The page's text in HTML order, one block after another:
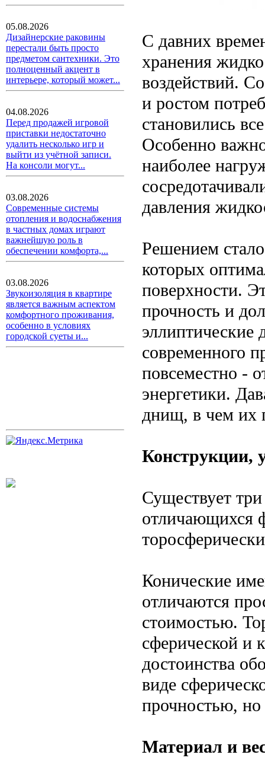
05.08.2026
Дизайнерские раковины
перестали быть просто
предметом сантехники. Это
полноценный акцент в
интерьере, который может...
04.08.2026
Перед продажей игровой
приставки недостаточно
удалить несколько игр и
выйти из учётной записи.
На консоли могут...
03.08.2026
Современные системы
отопления и водоснабжения
в частных домах играют
важнейшую роль в
обеспечении комфорта,...
03.08.2026
Звукоизоляция в квартире
является важным аспектом
комфортного проживания,
особенно в условиях
городской суеты и...
С давних
хранения
воздействий.
и ростом
становились
Особенно
наиболее
давления
Решением
которых
поверхности.
прочность и
современного
повсеместно -
энергетики.
днищ, в чем их
Конструкции,
Существует
отличающихся
Конические
отличаются
стоимостью.
сферической и
достоинства
виде
прочностью, но
Материал и